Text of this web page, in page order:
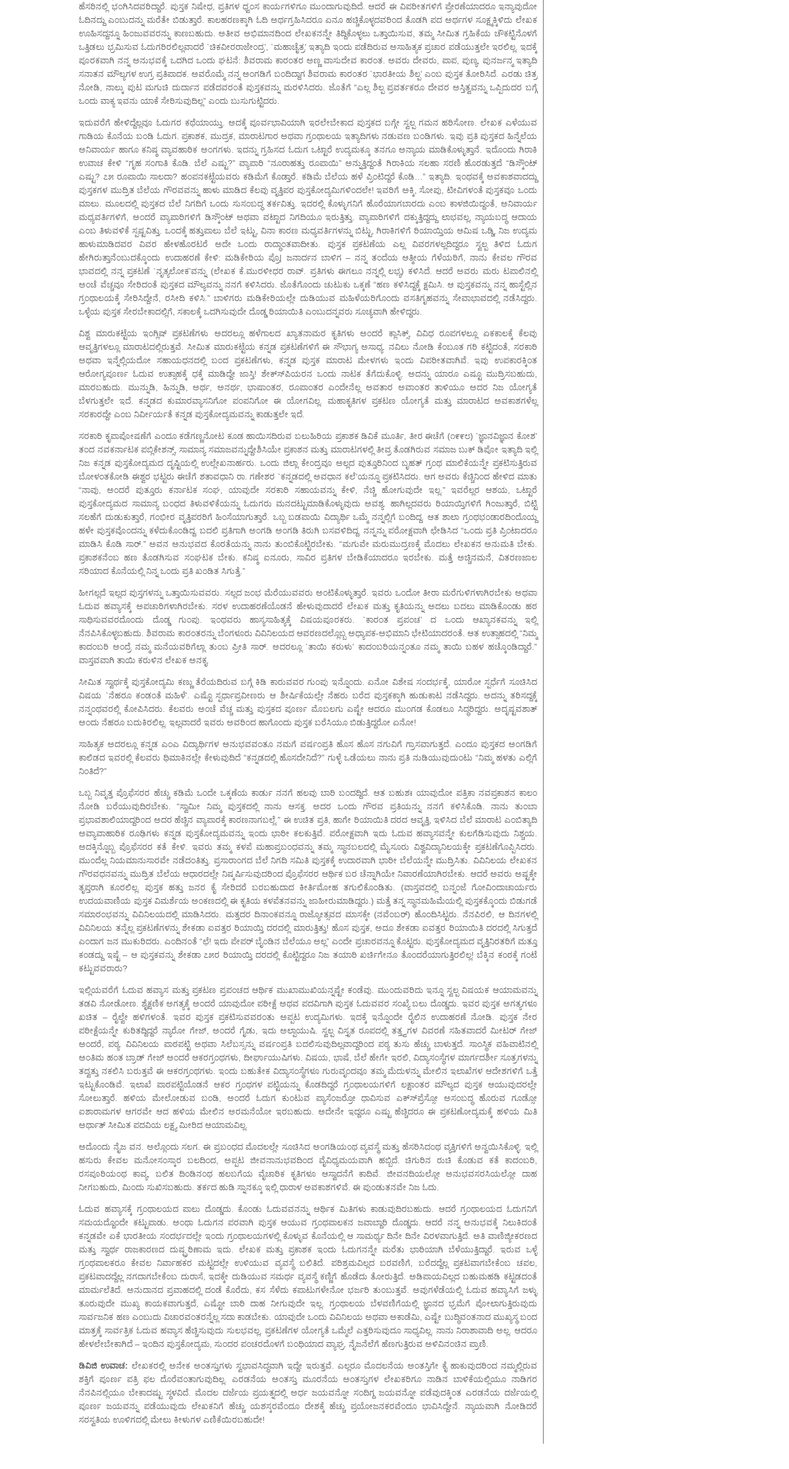
ಹೆಸರಿನಲ್ಲಿ ಭಂಗಿಸಿದವರಿದ್ದಾರೆ. ಪುಸ್ತಕ ನಿಷೇಧ, ಪ್ರತಿಗಳ ಧ್ವಂಸ ಕಾರ್ಯಗಳಿಗೂ ಮುಂದಾಗುವುದಿದೆ. ಆದರೆ ಈ ವಿಪರೀತಗಳಿಗೆ ಪ್ರೇರಣೆಯಾದರೂ ಇನ್ಯಾವುದೋ
ಓದಿನದ್ದು ಎಂಬುದನ್ನು ಮರೆತೇ ಬಿಡುತ್ತಾರೆ. ಕಾಲಹರಣಕ್ಕಾಗಿ ಓದಿ ಅರ್ಥಗ್ರಹಿಸಿದರೂ ಏನೂ ಹಚ್ಚಿಕೊಳ್ಳದವರಿಂದ ತೊಡಗಿ ಪದ ಅರ್ಥಗಳ ಸೂಕ್ಷ್ಮಕ್ಕಿಳಿದು ಲೇಖಕ
ಊಹಿಸದ್ದನ್ನೂ ಹಿಂಜುವವರನ್ನು ಕಾಣಬಹುದು. ಅತೀವ ಅಭಿಮಾನದಿಂದ ಲೇಖಕನನ್ನೇ ತಿದ್ದಿಕೊಳ್ಳಲು ಒತ್ತಾಯಿಸುವ, ತಮ್ಮ ಸೀಮಿತ ಗ್ರಹಿಕೆಯ ಚೌಕಟ್ಟಿನೊಳಗೆ
ಒತ್ತಿಡಲು ಭ್ರಮಿಸುವ ಓದುಗರಿರಲಿಲ್ಲವಾದರೆ `ಚಿಕವೀರರಾಜೇಂದ್ರ’, `ಮಹಾಚೈತ್ರ’ ಇತ್ಯಾದಿ ಇಂದು ಪಡೆದಿರುವ ಅಸಾಹಿತ್ಯಕ ಪ್ರಚಾರ ಪಡೆಯುತ್ತಲೇ ಇರಲಿಲ್ಲ. ಇದಕ್ಕೆ
ಪೂರಕವಾಗಿ ನನ್ನ ಅನುಭವಕ್ಕೆ ಒದಗಿದ ಒಂದು ಘಟನೆ: ಶಿವರಾಮ ಕಾರಂತರ ಅಣ್ಣ ವಾಸುದೇವ ಕಾರಂತ. ಅವರು ದೇವರು, ಪಾಪ, ಪುಣ್ಯ, ಪುನರ್ಜನ್ಮ ಇತ್ಯಾದಿ
ಸನಾತನ ಮೌಲ್ಯಗಳ ಉಗ್ರ ಪ್ರತಿಪಾದಕ. ಅವರೊಮ್ಮೆ ನನ್ನ ಅಂಗಡಿಗೆ ಬಂದಿದ್ದಾಗ ಶಿವರಾಮ ಕಾರಂತರ `ಭಾರತೀಯ ಶಿಲ್ಪ’ ಎಂಬ ಪುಸ್ತಕ ತೋರಿಸಿದೆ. ಎರಡು ಚಿತ್ರ
ನೋಡಿ, ನಾಲ್ಕು ಪುಟ ಮಗುಚಿ ದುರ್ದಾನ ಪಡೆದವರಂತೆ ಪುಸ್ತಕವನ್ನು ಮರಳಿಸಿದರು. ಜೊತೆಗೆ “ಎಲ್ಲ ಶಿಲ್ಪ ಪ್ರವರ್ತಕರೂ ದೇವರ ಅಸ್ತಿತ್ವವನ್ನು ಒಪ್ಪಿದುದರ ಬಗ್ಗೆ
ಒಂದು ವಾಕ್ಯ ಇವನು ಯಾಕೆ ಸೇರಿಸುವುದಿಲ್ಲ” ಎಂದು ಬುಸುಗುಟ್ಟಿದರು.
ಇದುವರೆಗೆ ಹೇಳಿದ್ದೆಲ್ಲವೂ ಓದುಗರ ಕಥೆಯಾಯ್ತು. ಅದಕ್ಕೆ ಪೂರ್ವಭಾವಿಯಾಗಿ ಇರಲೇಬೇಕಾದ ಪುಸ್ತಕದ ಬಗ್ಗೇ ಸ್ವಲ್ಪ ಗಮನ ಹರಿಸೋಣ. ಲೇಖಕ ಎಳೆಯುವ
ಗಾಡಿಯ ಕೊನೆಯ ಬಂಡಿ ಓದುಗ. ಪ್ರಕಾಶಕ, ಮುದ್ರಕ, ಮಾರಾಟಗಾರ ಅಥವಾ ಗ್ರಂಥಾಲಯ ಇತ್ಯಾದಿಗಳು ನಡುವಣ ಬಂಡಿಗಳು. ಇವು ಪ್ರತಿ ಪುಸ್ತಕದ ಹಿನ್ನೆಲೆಯ
ಅನಿವಾರ್ಯ ಹಾಗೂ ಕನಿಷ್ಠ ವ್ಯಾವಹಾರಿಕ ಅಂಗಗಳು. ಇದನ್ನು ಗ್ರಹಿಸದ ಓದುಗ ಒಟ್ಟಾರೆ ಉದ್ಯಮಕ್ಕೂ ತನಗೂ ಅನ್ಯಾಯ ಮಾಡಿಕೊಳ್ಳುತ್ತಾನೆ. ಇದೊಂದು ಗಿರಾಕಿ
ಉವಾಚ ಕೇಳಿ “ಗೃಹ ಸಂಗಾತಿ ಕೊಡಿ. ಬೆಲೆ ಎಷ್ಟು?” ವ್ಯಾಪಾರಿ “ನೂರಾಹತ್ತು ರೂಪಾಯಿ” ಅನ್ನುತ್ತಿದ್ದಂತೆ ಗಿರಾಕಿಯ ಸಲಹಾ ಸರಣಿ ಹೊರಡುತ್ತದೆ “ಡಿಸ್ಕೌಂಟ್
ಎಷ್ಟು? ೭೫ ರೂಪಾಯಿ ಸಾಲದಾ? ಹಂಪನಕಟ್ಟೆಯವರು ಕಡಿಮೆಗೆ ಕೊಡ್ತಾರೆ. ಕಡಿಮೆ ಬೆಲೆಯ ಹಳೆ ಪ್ರಿಂಟಿದ್ದರೆ ಕೊಡಿ…” ಇತ್ಯಾದಿ. ಇಂಥವಕ್ಕೆ ಅವಕಾಶವಾದದ್ದು
ಪುಸ್ತಕಗಳ ಮುದ್ರಿತ ಬೆಲೆಯ ಗೌರವವನ್ನು ಹಾಳು ಮಾಡಿದ ಕೆಲವು ವೃತ್ತಿಪರ ಪುಸ್ತಕೋದ್ಯಮಿಗಳಿಂದಲೇ! ಇವರಿಗೆ ಅಕ್ಕಿ, ಸೋಪು, ಟೀವಿಗಳಂತೆ ಪುಸ್ತಕವೂ ಒಂದು
ಮಾಲು. ಮೂಲದಲ್ಲಿ ಪುಸ್ತಕದ ಬೆಲೆ ನಿಗದಿಗೆ ಒಂದು ಸುಸಂಬದ್ಧ ತರ್ಕವಿತ್ತು. ಇದರಲ್ಲಿ ಕೊಳ್ಳುಗನಿಗೆ ಹೊರೆಯಾಗಬಾರದು ಎಂಬ ಕಾಳಜಿಯಿದ್ದಂತೆ, ಅನಿವಾರ್ಯ
ಮಧ್ಯವರ್ತಿಗಳಿಗೆ, ಅಂದರೆ ವ್ಯಾಪಾರಿಗಳಿಗೆ ಡಿಸ್ಕೌಂಟ್ ಅಥವಾ ವಟ್ಟಾದ ನಿಗದಿಯೂ ಇರುತ್ತಿತ್ತು. ವ್ಯಾಪಾರಿಗಳಿಗೆ ದಕ್ಕುತ್ತಿದ್ದದ್ದು ಲಾಭವಲ್ಲ, ನ್ಯಾಯಬದ್ಧ ಆದಾಯ
ಎಂಬ ತಿಳುವಳಿಕೆ ಸ್ಪಷ್ಟವಿತ್ತು. ಒಂದಕ್ಕೆ ಹತ್ತುಪಾಲು ಬೆಲೆ ಇಟ್ಟು, ವಿನಾ ಕಾರಣ ಮಧ್ಯವರ್ತಿಗಳನ್ನು ಬಿಟ್ಟು, ಗಿರಾಕಿಗಳಿಗೆ ರಿಯಾಯ್ತಿಯ ಆಮಿಷ ಒಡ್ಡಿ, ನಿಜ ಉದ್ಯಮ
ಹಾಳುಮಾಡಿದವರ ವಿವರ ಹೇಳಹೊರಟರೆ ಅದೇ ಒಂದು ರಾದ್ಧಾಂತವಾದೀತು. ಪುಸ್ತಕ ಪ್ರಕಟಣೆಯ ಎಲ್ಲ ವಿವರಗಳಲ್ಲದಿದ್ದರೂ ಸ್ವಲ್ಪ ತಿಳಿದ ಓದುಗ
ಹೇಗಿರುತ್ತಾನೆಂಬುದಕ್ಕೊಂದು ಉದಾಹರಣೆ ಕೇಳಿ: ಮಡಿಕೇರಿಯ ಪ್ರೊ| ಜನಾರ್ದನ ಬಾಳಿಗ – ನನ್ನ ತಂದೆಯ ಆತ್ಮೀಯ ಗೆಳೆಯರಿಗೆ, ನಾನು ಕೇವಲ ಗೌರವ
ಭಾವದಲ್ಲಿ ನನ್ನ ಪ್ರಕಟಣೆ `ನೃತ್ಯಲೋಕ’ವನ್ನು (ಲೇಖಕ ಕೆ.ಮುರಳೀಧರ ರಾವ್. ಪ್ರತಿಗಳು ಈಗಲೂ ನನ್ನಲ್ಲಿ ಲಭ್ಯ) ಕಳಿಸಿದೆ. ಆದರೆ ಅವರು ಮರು ಟಪಾಲಿನಲ್ಲಿ
ಅಂಚೆ ವೆಚ್ಚವೂ ಸೇರಿದಂತೆ ಪುಸ್ತಕದ ಮೌಲ್ಯವನ್ನು ನನಗೆ ಕಳಿಸಿದರು. ಜೊತೆಗೊಂದು ಚುಟುಕು ಒಕ್ಕಣೆ “ಹಣ ಕಳಿಸಿದ್ದಕ್ಕೆ ಕ್ಷಮಿಸಿ. ಆ ಪುಸ್ತಕವನ್ನು ನನ್ನ ಹಾಸ್ಟೆಲ್ಲಿನ
ಗ್ರಂಥಾಲಯಕ್ಕೆ ಸೇರಿಸಿದ್ದೇನೆ, ರಸೀದಿ ಕಳಿಸಿ.” ಬಾಳಿಗರು ಮಡಿಕೇರಿಯಲ್ಲೇ ದುಡಿಯುವ ಮಹಿಳೆಯರಿಗೊಂದು ವಸತಿಗೃಹವನ್ನು ಸೇವಾಭಾವದಲ್ಲಿ ನಡೆಸಿದ್ದರು.
ಒಳ್ಳೆಯ ಪುಸ್ತಕ ಸೇರಬೇಕಾದಲ್ಲಿಗೆ, ಸಕಾಲಕ್ಕೆ ಒದಗಿಸುವುದೇ ದೊಡ್ಡ ರಿಯಾಯಿತಿ ಎಂಬುದನ್ನವರು ಸೂಚ್ಯವಾಗಿ ಹೇಳಿದ್ದರು.
ವಿಶ್ವ ಮಾರುಕಟ್ಟೆಯ ಇಂಗ್ಲಿಷ್ ಪ್ರಕಟಣೆಗಳು ಅದರಲ್ಲೂ ಹಳೆಗಾಲದ ಖ್ಯಾತನಾಮರ ಕೃತಿಗಳು ಅಂದರೆ ಕ್ಲಾಸಿಕ್ಸ್, ವಿವಿಧ ರೂಪಗಳಲ್ಲೂ ಏಕಕಾಲಕ್ಕೆ ಕೆಲವು
ಆವೃತ್ತಿಗಳಲ್ಲೂ ಮಾರಾಟದಲ್ಲಿರುತ್ತವೆ. ಸೀಮಿತ ಮಾರುಕಟ್ಟೆಯ ಕನ್ನಡ ಪ್ರಕಟಣೆಗಳಿಗೆ ಈ ಸೌಭಾಗ್ಯ ಅಸಾಧ್ಯ. ನವಿಲು ನೋಡಿ ಕೆಂಬೂತ ಗರಿ ಕಟ್ಟಿದಂತೆ, ಸರಕಾರಿ
ಅಥವಾ ಇನ್ನೆಲ್ಲಿಯದೋ ಸಹಾಯಧನದಲ್ಲಿ ಬಂದ ಪ್ರಕಟಣೆಗಳು, ಕನ್ನಡ ಪುಸ್ತಕ ಮಾರಾಟ ಮೇಳಗಳು ಇಂದು ವಿಪರೀತವಾಗಿವೆ. ಇವು ಉಪಕಾರಕ್ಕಿಂತ
ಆರೋಗ್ಯಪೂರ್ಣ ಓದುವ ಉತ್ಸಾಹಕ್ಕೆ ಧಕ್ಕೆ ಮಾಡಿದ್ದೇ ಜಾಸ್ತಿ! ಶೇಕ್ಸ್‍ಪಿಯರನ ಒಂದು ನಾಟಕ ತೆಗೆದುಕೊಳ್ಳಿ. ಅದನ್ನು ಯಾರೂ ಎಷ್ಟೂ ಮುದ್ರಿಸಬಹುದು,
ಮಾರಬಹುದು. ಮುನ್ನುಡಿ, ಹಿನ್ನುಡಿ, ಅರ್ಥ, ಅನರ್ಥ, ಭಾಷಾಂತರ, ರೂಪಾಂತರ ಎಂದೇನೆಲ್ಲ ಅವತಾರ ಅವಾಂತರ ತಾಳಿಯೂ ಅದರ ನಿಜ ಯೋಗ್ಯತೆ
ಬೆಳಗುತ್ತಲೇ ಇದೆ. ಕನ್ನಡದ ಕುಮಾರವ್ಯಾಸನಿಗೋ ಪಂಪನಿಗೋ ಈ ಯೋಗವಿಲ್ಲ. ಮಹಾಕೃತಿಗಳ ಪ್ರಕಟಣ ಯೋಗ್ಯತೆ ಮತ್ತು ಮಾರಾಟದ ಅವಕಾಶಗಳೆಲ್ಲ
ಸರಕಾರದ್ದೇ ಎಂಬ ನಿರ್ವೀರ್ಯತೆ ಕನ್ನಡ ಪುಸ್ತಕೋದ್ಯಮವನ್ನು ಕಾಡುತ್ತಲೇ ಇದೆ.
ಸರಕಾರಿ ಕೃಪಾಪೋಷಣೆಗೆ ಎಂದೂ ಕಡೆಗಣ್ಣನೋಟ ಕೂಡ ಹಾಯಿಸದಿರುವ ಬಲುಹಿರಿಯ ಪ್ರಕಾಶಕ ಡಿವಿಕೆ ಮೂರ್ತಿ, ತೀರ ಈಚೆಗೆ (೧೯೯೮) `ಜ್ಞಾನವಿಜ್ಞಾನ ಕೋಶ’
ತಂದ ನವಕರ್ನಾಟಕ ಪಬ್ಲಿಕೇಶನ್ಸ್, ಸಾಮಾನ್ಯ ಸಮಾಜವನ್ನುದ್ದೇಶಿಸಿಯೇ ಪ್ರಕಾಶನ ಮತ್ತು ಮಾರಾಟಗಳಲ್ಲಿ ತೀವ್ರ ತೊಡಗಿರುವ ಸಮಾಜ ಬುಕ್ ಡಿಪೋ ಇತ್ಯಾದಿ ಇಲ್ಲಿ
ನಿಜ ಕನ್ನಡ ಪುಸ್ತಕೋದ್ಯಮದ ದೃಷ್ಟಿಯಲ್ಲಿ ಉಲ್ಲೇಖನಾರ್ಹರು. ಒಂದು ಜಿಲ್ಲಾ ಕೇಂದ್ರವೂ ಅಲ್ಲದ ಪುತ್ತೂರಿನಿಂದ ಬೃಹತ್ ಗ್ರಂಥ ಮಾಲಿಕೆಯನ್ನೇ ಪ್ರಕಟಿಸುತ್ತಿರುವ
ಬೋಳಂತಕೋಡಿ ಈಶ್ವರ ಭಟ್ಟರು ಈಚೆಗೆ ಶತಾವಧಾನಿ ರಾ. ಗಣೇಶರ `ಕನ್ನಡದಲ್ಲಿ ಅವಧಾನ ಕಲೆ’ಯನ್ನೂ ಪ್ರಕಟಿಸಿದರು. ಆಗ ಅವರು ಕೆಚ್ಚಿನಿಂದ ಹೇಳಿದ ಮಾತು
“ನಾವು, ಅಂದರೆ ಪುತ್ತೂರು ಕರ್ನಾಟಕ ಸಂಘ, ಯಾವುದೇ ಸರಕಾರಿ ಸಹಾಯವನ್ನು ಕೇಳಿ, ನೆಚ್ಚಿ ಹೋಗುವುದೇ ಇಲ್ಲ.” ಇವರೆಲ್ಲರ ಆಶಯ, ಒಟ್ಟಾರೆ
ಪುಸ್ತಕೋದ್ಯಮದ ಸಾಮಾನ್ಯ ಬಂಧದ ತಿಳುವಳಿಕೆಯನ್ನು ಓದುಗರು ಮನದಟ್ಟುಮಾಡಿಕೊಳ್ಳುವುದು ಅವಶ್ಯ. ಹಾಗಿಲ್ಲದವರು ರಿಯಾಯ್ತಿಗಳಿಗೆ ಗಿಂಜುತ್ತಾರೆ, ಬಿಟ್ಟಿ
ಸಲಹೆಗೆ ದುಡುಕುತ್ತಾರೆ, ಗಂಭೀರ ವೃತ್ತಿಪರರಿಗೆ ಹಿಂಸೆಯಾಗುತ್ತಾರೆ. ಒಬ್ಬ ಬಡಪಾಯಿ ವಿದ್ಯಾರ್ಥಿ ಒಮ್ಮೆ ನನ್ನಲ್ಲಿಗೆ ಬಂದಿದ್ದ. ಆತ ಶಾಲಾ ಗ್ರಂಥಭಂಡಾರದಿಂದೊಯ್ದ
ಹಳೇ ಪುಸ್ತಕವೊಂದನ್ನು ಕಳೆದುಕೊಂಡಿದ್ದ. ಬದಲಿ ಪ್ರತಿಗಾಗಿ ಅಂಗಡಿ ಅಂಗಡಿ ತಿರುಗಿ ಬಸವಳಿದಿದ್ದ. ನನ್ನನ್ನು ಪರೋಕ್ಷವಾಗಿ ಛೇಡಿಸಿದ “ಒಂದು ಪ್ರತಿ ಪ್ರಿಂಟಾದರೂ
ಮಾಡಿಸಿ ಕೊಡಿ ಸಾರ್.” ಅವನ ಅನುಭವದ ಕೊರತೆಯನ್ನು ನಾನು ತುಂಬಿಕೊಟ್ಟಿರಬೇಕು. “ಮಗುವೇ ಮರುಮುದ್ರಣಕ್ಕೆ ಮೊದಲು ಲೇಖಕನ ಅನುಮತಿ ಬೇಕು.
ಪ್ರಕಾಶಕನೆಂಬ ಹಣ ತೊಡಗಿಸುವ ಸಂಘಟಕ ಬೇಕು. ಕನಿಷ್ಠ ಐನೂರು, ಸಾವಿರ ಪ್ರತಿಗಳ ಬೇಡಿಕೆಯಾದರೂ ಇರಬೇಕು. ಮತ್ತೆ ಅಚ್ಚಿನಮನೆ, ವಿತರಣಜಾಲ
ಸರಿಯಾದ ಕೊನೆಯಲ್ಲಿ ನಿನ್ನ ಒಂದು ಪ್ರತಿ ಖಂಡಿತ ಸಿಗುತ್ತೆ.”
ಹೀಗಲ್ಲದೆ ಇಲ್ಲದ ಪುಸ್ತಗಳನ್ನು ಒತ್ತಾಯಿಸುವವರು. ಸಲ್ಲದ ಜಂಭ ಮೆರೆಯುವವರು ಅಂಟಿಕೊಳ್ಳುತ್ತಾರೆ. ಇವರು ಒಂದೋ ತೀರಾ ಮರೆಗುಳಿಗಳಾಗಿರಬೇಕು ಅಥವಾ
ಓದುವ ಹವ್ಯಾಸಕ್ಕೆ ಅಪಚಾರಿಗಳಾಗಿರಬೇಕು. ಸರಳ ಉದಾಹರಣೆಯೊಡನೆ ಹೇಳುವುದಾದರೆ ಲೇಖಕ ಮತ್ತು ಕೃತಿಯನ್ನು ಅದಲು ಬದಲು ಮಾಡಿಕೊಂಡು ಹಠ
ಸಾಧಿಸುವವರದೊಂದು ದೊಡ್ಡ ಗುಂಪು. ಇಂಥವರು ಹಾಸ್ಯಸಾಹಿತ್ಯಕ್ಕೆ ವಿಷಯಪೂರಕರು. `ಕಾರಂತ ಪ್ರಪಂಚ’ ದ ಒಂದು ಆಖ್ಯಾನಕವನ್ನು ಇಲ್ಲಿ
ನೆನಪಿಸಿಕೊಳ್ಳಬಹುದು. ಶಿವರಾಮ ಕಾರಂತರನ್ನು ಬೆಂಗಳೂರು ವಿವಿನಿಲಯದ ಆವರಣದಲ್ಲೊಬ್ಬ ಅಧ್ಯಾಪಕ-ಅಭಿಮಾನಿ ಭೇಟಿಯಾದರಂತೆ. ಆತ ಉತ್ಸಾಹದಲ್ಲಿ “ನಿಮ್ಮ
ಕಾದಂಬರಿ ಅಂದ್ರೆ ನಮ್ಮ ಮನೆಯವರಿಗೆಲ್ಲಾ ತುಂಬ ಪ್ರೀತಿ ಸಾರ್. ಅದರಲ್ಲೂ `ತಾಯಿ ಕರುಳು’ ಕಾದಂಬರಿಯನ್ನಂತೂ ನಮ್ಮ ತಾಯಿ ಬಹಳ ಹಚ್ಕೊಂಡಿದ್ದಾರೆ.”
ವಾಸ್ತವವಾಗಿ ತಾಯಿ ಕರುಳಿನ ಲೇಖಕ ಅನಕೃ.
ಸೀಮಿತ ಸ್ವಾರ್ಥಕ್ಕೆ ಪುಸ್ತಕೋದ್ಯಮಿ ಕಣ್ಣು ತೆರೆಯದಿರುವ ಬಗ್ಗೆ ಕಿಡಿ ಕಾರುವವರ ಗುಂಪು ಇನ್ನೊಂದು. ಏನೋ ವಿಶೇಷ ಸಂದರ್ಭಕ್ಕೆ, ಯಾರೋ ಸ್ಪರ್ಧೆಗೆ ಸೂಚಿಸಿದ
ವಿಷಯ `ನೆಹರೂ ಕಂಡಂತೆ ಮಹಿಳೆ’. ಎಷ್ಟೊ ಸ್ಪರ್ಧಾಪ್ರವೀಣರು ಆ ಶೀರ್ಷಿಕೆಯಲ್ಲೇ ನೆಹರು ಬರೆದ ಪುಸ್ತಕಕ್ಕಾಗಿ ಹುಡುಕಾಟ ನಡೆಸಿದ್ದರು. ಅದನ್ನು ತರಿಸದ್ದಕ್ಕೆ
ನನ್ನಂಥವರಲ್ಲಿ ಕೋಪಿಸಿದರು. ಕೆಲವರು ಅಂಚೆ ವೆಚ್ಚ ಮತ್ತು ಪುಸ್ತಕದ ಪೂರ್ಣ ಮೊಬಲಗು ಎಷ್ಟೇ ಆದರೂ ಮುಂಗಡ ಕೊಡಲೂ ಸಿದ್ಧರಿದ್ದರು. ಅದೃಷ್ಟವಶಾತ್
ಅಂದು ನೆಹರೂ ಬದುಕಿರಲಿಲ್ಲ. ಇಲ್ಲವಾದರೆ ಇವರು ಅವರಿಂದ ಹಾಗೊಂದು ಪುಸ್ತಕ ಬರೆಸಿಯೂ ಬಿಡುತ್ತಿದ್ದರೋ ಏನೋ!
ಸಾಹಿತ್ಯಕ ಅದರಲ್ಲೂ ಕನ್ನಡ ಎಂಎ ವಿದ್ಯಾರ್ಥಿಗಳ ಅನುಭವವಂತೂ ನಮಗೆ ವರ್ಷಂಪ್ರತಿ ಹೊಸ ಹೊಸ ನಗುವಿಗೆ ಗ್ರಾಸವಾಗುತ್ತದೆ. ಎಂದೂ ಪುಸ್ತಕದ ಅಂಗಡಿಗೆ
ಕಾಲಿಡದ ಇವರಲ್ಲಿ ಕೆಲವರು ಧಿಮಾಕಿನಲ್ಲೇ ಕೇಳುವುದಿದೆ “ಕನ್ನಡದಲ್ಲಿ ಹೊಸದೇನಿದೆ?” ಗುಳ್ಳೆ ಒಡೆಯಲು ನಾನು ಪ್ರತಿ ನುಡಿಯುವುದುಂಟು “ನಿಮ್ಮ ಹಳತು ಎಲ್ಲಿಗೆ
ನಿಂತಿದೆ?”
ಒಬ್ಬ ನಿವೃತ್ತ ಪ್ರೊಫೆಸರರ ಹೆಚ್ಚು ಕಡಿಮೆ ಒಂದೇ ಒಕ್ಕಣೆಯ ಕಾರ್ಡು ನನಗೆ ಹಲವು ಬಾರಿ ಬಂದದ್ದಿದೆ. ಆತ ಬಹುಶಃ ಯಾವುದೋ ಪತ್ರಿಕಾ ನವಪ್ರಕಾಶನ ಕಾಲಂ
ನೋಡಿ ಬರೆಯುವುದಿರಬೇಕು. “ಸ್ವಾಮೀ ನಿಮ್ಮ ಪುಸ್ತಕದಲ್ಲಿ ನಾನು ಆಸಕ್ತ. ಅದರ ಒಂದು ಗೌರವ ಪ್ರತಿಯನ್ನು ನನಗೆ ಕಳಿಸಿಕೊಡಿ. ನಾನು ತುಂಬಾ
ಪ್ರಭಾವಶಾಲಿಯಾದ್ದರಿಂದ ಅದರ ಹೆಚ್ಚಿನ ವ್ಯಾಪಾರಕ್ಕೆ ಕಾರಣನಾಗಬಲ್ಲೆ.” ಈ ಉಚಿತ ಪ್ರತಿ, ಹಾಗೇ ರಿಯಾಯಿತಿ ದರದ ಆವೃತ್ತಿ, ಇಳಿಸಿದ ಬೆಲೆ ಮಾರಾಟ ಎಂಬಿತ್ಯಾದಿ
ಅವ್ಯಾವಾಹಾರಿಕ ರೂಢಿಗಳು ಕನ್ನಡ ಪುಸ್ತಕೋದ್ಯಮವನ್ನು ಇಂದು ಭಾರೀ ಕಲಕುತ್ತಿವೆ. ಪರೋಕ್ಷವಾಗಿ ಇದು ಓದುವ ಹವ್ಯಾಸವನ್ನೇ ಕುಲಗೆಡಿಸುವುದು ನಿಶ್ಚಯ.
ಅದಕ್ಕಿನ್ನೊಬ್ಬ ಪ್ರೊಫೆಸರರ ಕತೆ ಕೇಳಿ. ಇವರು ತಮ್ಮ ಕಳಪೆ ಮಹಾಪ್ರಬಂಧವನ್ನು ತಮ್ಮ ಸ್ಥಾನಬಲದಲ್ಲಿ ಮೈಸೂರು ವಿಶ್ವವಿದ್ಯಾನಿಲಯಕ್ಕೇ ಪ್ರಕಟಣೆಗೊಪ್ಪಿಸಿದರು.
ಮುಂದೆಲ್ಲ ನಿಯಮಾನುಸಾರವೇ ನಡೆದಂತಿತ್ತು. ಪ್ರಸಾರಾಂಗದ ಬೆಲೆ ನಿಗದಿ ಸಮಿತಿ ಪುಸ್ತಕಕ್ಕೆ ಉದಾರವಾಗಿ ಭಾರೀ ಬೆಲೆಯನ್ನೇ ಮುದ್ರಿಸಿತು. ವಿವಿನಿಲಯ ಲೇಖಕನ
ಗೌರವಧನವನ್ನು ಮುದ್ರಿತ ಬೆಲೆಯ ಆಧಾರದಲ್ಲೇ ನಿಷ್ಕರ್ಷಿಸುವುದರಿಂದ ಪ್ರೊಫೆಸರರ ಆರ್ಥಿಕ ಬರ ಚೆನ್ನಾಗಿಯೇ ನಿವಾರಣೆಯಾಗಿರಬೇಕು. ಆದರೆ ಅವರು ಅಷ್ಟಕ್ಕೇ
ತೃಪ್ತರಾಗಿ ಕೂರಲಿಲ್ಲ. ಪುಸ್ತಕ ಹತ್ತು ಜನರ ಕೈ ಸೇರಿದರೆ ಬರಬಹುದಾದ ಕೀರ್ತಿಮೋಹ ತಗುಲಿಕೊಂಡಿತು. (ವಾಸ್ತವದಲ್ಲಿ ಬನ್ನಂಜೆ ಗೋವಿಂದಾಚಾರ್ಯರು
ಉದಯವಾಣಿಯ ಪುಸ್ತಕ ವಿಮರ್ಶೆಯ ಅಂಕಣದಲ್ಲಿ ಈ ಕೃತಿಯ ಕಳಪೆತನವನ್ನು ಜಾಹೀರುಮಾಡಿದ್ದರು.) ಮತ್ತೆ ತನ್ನ ಸ್ಥಾನಮಹಿಮೆಯಲ್ಲಿ ಪುಸ್ತಕಕ್ಕೊಂದು ಬಿಡುಗಡೆ
ಸಮಾರಂಭವನ್ನು ವಿವಿನಿಲಯದಲ್ಲಿ ಮಾಡಿಸಿದರು. ಮತ್ತದರ ದಿನಾಂಕವನ್ನೂ ರಾಜ್ಯೋತ್ಸವದ ಮಾಸಕ್ಕೇ (ನವೆಂಬರ್) ಹೊಂದಿಸಿಟ್ಟರು. ನೆನಪಿರಲಿ, ಆ ದಿನಗಳಲ್ಲಿ
ವಿವಿನಿಲಯ ತನ್ನೆಲ್ಲ ಪ್ರಕಟಣೆಗಳನ್ನು ಶೇಕಡಾ ಐವತ್ತರ ರಿಯಾಯ್ತಿ ದರದಲ್ಲಿ ಮಾರುತ್ತಿತ್ತು! ಹೊಸ ಪುಸ್ತಕ, ಅದೂ ಶೇಕಡಾ ಐವತ್ತರ ರಿಯಾಯಿತಿ ದರದಲ್ಲಿ ಸಿಗುತ್ತದೆ
ಎಂದಾಗ ಜನ ಮುಕುರಿದರು. ಎಂದಿನಂತೆ “ಛೆ! ಇದು ಪೇಪರ್ ಬೈಂಡಿನ ಬೆಲೆಯೂ ಅಲ್ಲ” ಎಂದೇ ಪ್ರಚಾರವನ್ನೂ ಕೊಟ್ಟರು. ಪುಸ್ತಕೋದ್ಯಮದ ವೃತ್ತಿನಿರತರಿಗೆ ಮತ್ತೂ
ಕಂಡದ್ದು ಇಷ್ಟೆ – ಆ ಪುಸ್ತಕವನ್ನು ಶೇಕಡಾ ೭೫ರ ರಿಯಾಯ್ತಿ ದರದಲ್ಲಿ ಕೊಟ್ಟಿದ್ದರೂ ನಿಜ ತಯಾರಿ ಖರ್ಚಿಗೇನೂ ತೊಂದರೆಯಾಗುತ್ತಿರಲಿಲ್ಲ! ಬೆಕ್ಕಿನ ಕಂಠಕ್ಕೆ ಗಂಟೆ
ಕಟ್ಟುವವರಾರು?
ಇಲ್ಲಿಯವರೆಗೆ ಓದುವ ಹವ್ಯಾಸ ಮತ್ತು ಪ್ರಕಟಣ ಪ್ರಪಂಚದ ಆರ್ಥಿಕ ಮುಖಾಮುಖಿಯನ್ನಷ್ಟೇ ಕಂಡೆವು. ಮುಂದುವರಿದು ಇನ್ನೂ ಸ್ವಲ್ಪ ವಿಷಯಕ ಆಯಾಮವನ್ನು
ತಡವಿ ನೋಡೋಣ. ಶೈಕ್ಷಣಿಕ ಅಗತ್ಯಕ್ಕೆ ಅಂದರೆ ಯಾವುದೋ ಪರೀಕ್ಷೆ ಅಥವ ಪದವಿಗಾಗಿ ಪುಸ್ತಕ ಓದುವವರ ಸಂಖ್ಯೆ ಬಲು ದೊಡ್ಡದು. ಇವರ ಪುಸ್ತಕ ಅಗತ್ಯಗಳೂ
ಖಚಿತ – ರೈಲ್ವೇ ಹಳಿಗಳಂತೆ. ಇವರ ಪುಸ್ತಕ ಪ್ರಕಟಿಸುವವರಂತು ಅಪ್ಪಟ ಉದ್ಯಮಿಗಳು. ಇದಕ್ಕೆ ಇನ್ನೊಂದೇ ರೈಲಿನ ಉದಾಹರಣೆ ನೋಡಿ. ಪುಸ್ತಕ ನೇರ
ಪರೀಕ್ಷೆಯನ್ನೇ ಕುರಿತದ್ದಿದ್ದರೆ ನ್ಯಾರೋ ಗೇಜ್, ಅಂದರೆ ಗೈಡು, ಇದು ಅಲ್ಪಾಯುಷಿ. ಸ್ವಲ್ಪ ವಿಸ್ತೃತ ರೂಪದಲ್ಲಿ ತತ್ತ್ವಗಳ ವಿವರಣೆ ಸಹಿತವಾದರೆ ಮೀಟರ್ ಗೇಜ್
ಅಂದರೆ, ಪಠ್ಯ. ವಿವಿನಿಲಯ ಪಾಠಪಟ್ಟಿ ಅಥವಾ ಸಿಲೆಬಸ್ಸನ್ನು ವರ್ಷಂಪ್ರತಿ ಬದಲಿಸುವುದಿಲ್ಲವಾದ್ದರಿಂದ ಪಠ್ಯ ತುಸು ಹೆಚ್ಚು ಬಾಳುತ್ತದೆ. ಸಾಂಸ್ಥಿಕ ವಹಿವಾಟಿನಲ್ಲಿ
ಅಂತಿಮ ಹಂತ ಬ್ರಾಡ್ ಗೇಜ್ ಅಂದರೆ ಆಕರಗ್ರಂಥಗಳು, ದೀರ್ಘಾಯುಷಿಗಳು. ವಿಷಯ, ಭಾಷೆ, ಬೆಲೆ ಹೇಗೇ ಇರಲಿ, ವಿದ್ಯಾಸಂಸ್ಥೆಗಳ ಮಾರ್ಗದರ್ಶೀ ಸೂತ್ರಗಳನ್ನು
ತದ್ವತ್ತು ನಕಲಿಸಿ ಬರುತ್ತವೆ ಈ ಆಕರಗ್ರಂಥಗಳು. ಇಂದು ಬಹುತೇಕ ವಿದ್ಯಾಸಂಸ್ಥೆಗಳೂ ಗುರುವೃಂದವೂ ತಮ್ಮ ಮೆದುಳನ್ನು ಮೇಲಿನ ಇಲಾಖೆಗಳ ಆದೇಶಗಳಿಗೆ ಒತ್ತೆ
ಇಟ್ಟುಕೊಂಡಿವೆ. ಇಲಾಖೆ ಪಾಠಪಟ್ಟಿಯೊಡನೆ ಆಕರ ಗ್ರಂಥಗಳ ಪಟ್ಟಿಯನ್ನು ಕೊಡದಿದ್ದರೆ ಗ್ರಂಥಾಲಯಗಳಿಗೆ ಲಕ್ಷಾಂತರ ಮೌಲ್ಯದ ಪುಸ್ತಕ ಆಯುವುದರಲ್ಲೇ
ಸೋಲುತ್ತಾರೆ. ಹಳಿಯ ಮೇಲೋಡುವ ಬಂಡಿ, ಅಂದರೆ ಓದುಗ ಕುಂಟುವ ಪ್ಯಾಸೆಂಜರ್ರೋ ಧಾವಿಸುವ ಎಕ್ಸ್‍ಪ್ರೆಸ್ಸೋ ಅಸಂಬದ್ಧ ಹೊರುವ ಗೂಡ್ಸೋ
ಐಶಾರಾಮಗಳ ಆಗರವೇ ಆದ ಹಳಿಯ ಮೇಲಿನ ಅರಮನೆಯೋ ಇರಬಹುದು. ಅದೇನೇ ಇದ್ದರೂ ಎಷ್ಟು ಹೆಚ್ಚಿದರೂ ಈ ಪ್ರಕಟಣೋದ್ಯಮಕ್ಕೆ ಹಳಿಯ ಮಿತಿ
ಅರ್ಥಾತ್ ಸೀಮಿತ ಪದವಿಯ ಲಕ್ಷ್ಯ ಮೀರಿದ ಆಯಾಮವಿಲ್ಲ.
ಅದೊಂದು ನೈಜ ವನ. ಅಲ್ಲೊಂದು ಸಲಗ. ಈ ಪ್ರಬಂಧದ ಮೊದಲಲ್ಲೇ ಸೂಚಿಸಿದ ಅಂಗಡಿಯಂಥ ವ್ಯವಸ್ಥೆ ಮತ್ತು ಹೆಸರಿಸಿದಂಥ ವ್ಯಕ್ತಿಗಳಿಗೆ ಅನ್ವಯಿಸಿಕೊಳ್ಳಿ. ಇಲ್ಲಿ
ಹಸುರು ಕೇವಲ ಮನೋಸಂಸ್ಕಾರ ಬಲದಿಂದ, ಅಪ್ಪಟ ಜೀವನಾನುಭವದಿಂದ ವೈವಿಧ್ಯಮಯವಾಗಿ ಹಬ್ಬಿದೆ. ಚಿಗುರಿನ ರುಚಿ ಕೊಡುವ ಕತೆ ಕಾದಂಬರಿ,
ರಸಪೂರಿಯಂಥ ಕಾವ್ಯ, ಬಲಿತ ದಿಂಡಿನಂಥ ಹಲಬಗೆಯ ವೈಚಾರಿಕ ಕೃತಿಗಳೂ ಆಸ್ವಾದನೆಗೆ ಕಾದಿವೆ. ಜೀವನದಿಯಲ್ಲೋ ಅನುಭವಸರಸಿಯಲ್ಲೋ ದಾಹ
ನೀಗಬಹುದು, ಮಿಂದು ಸುಖಿಸಬಹುದು. ತರ್ಕದ ಹುಡಿ ಸ್ನಾನಕ್ಕೂ ಇಲ್ಲಿ ಧಾರಾಳ ಅವಕಾಶಗಳಿವೆ. ಈ ಪುಂಡುತನವೇ ನಿಜ ಓದು.
ಓದುವ ಹವ್ಯಾಸಕ್ಕೆ ಗ್ರಂಥಾಲಯದ ಪಾಲು ದೊಡ್ಡದು. ಕೊಂಡು ಓದುವವನನ್ನು ಆರ್ಥಿಕ ಮಿತಿಗಳು ಕಾಡುವುದಿರಬಹುದು. ಆದರೆ ಗ್ರಂಥಾಲಯದ ಓದುಗನಿಗೆ
ಸಮಯದ್ದೊಂದೇ ಕಟ್ಟುಪಾಡು. ಅಂಥಾ ಓದುಗನ ಪರವಾಗಿ ಪುಸ್ತಕ ಆಯುವ ಗ್ರಂಥಪಾಲಕನ ಜವಾಬ್ದಾರಿ ದೊಡ್ಡದು. ಆದರೆ ನನ್ನ ಅನುಭವಕ್ಕೆ ನಿಲುಕಿದಂತೆ
ಕನ್ನಡವೇ ಏಕೆ ಭಾರತೀಯ ಸಂದರ್ಭದಲ್ಲೇ ಇಂದು ಗ್ರಂಥಾಲಯಗಳಲ್ಲಿ ಕೊಳ್ಳುವ ಕೊನೆಯಲ್ಲಿ ಆ ಸಾಮರ್ಥ್ಯ ದಿನೇ ದಿನೇ ವಿರಳವಾಗುತ್ತಿದೆ. ಅತಿ ವಾಣಿಜ್ಯೀಕರಣದ
ಮತ್ತು ಸ್ವಾರ್ಥ ರಾಜಕಾರಣದ ದುಷ್ಪ್ರರಿಣಾಮ ಇದು. ಲೇಖಕ ಮತ್ತು ಪ್ರಕಾಶಕ ಇಂದು ಓದುಗನನ್ನೇ ಮರೆತು ಭಾರಿಯಾಗಿ ಬೆಳೆಯುತ್ತಿದ್ದಾರೆ. ಇರುವ ಒಳ್ಳೆ
ಗ್ರಂಥಪಾಲಕರೂ ಕೇವಲ ನಿರ್ವಾಹಕರ ಮಟ್ಟದಲ್ಲೇ ಉಳಿಯುವ ವ್ಯವಸ್ಥೆ ಬಲಿತಿದೆ. ಪರಿಶ್ರಮವಿಲ್ಲದ ಬರವಣಿಗೆ, ಬರೆದದ್ದೆಲ್ಲ ಪ್ರಕಟವಾಗಬೇಕೆಂಬ ಚಪಲ,
ಪ್ರಕಟವಾದದ್ದೆಲ್ಲ ನಗದಾಗಬೇಕೆಂಬ ದುರಾಸೆ, ಇದಕ್ಕೇ ದುಡಿಯುವ ಸಮರ್ಥ ವ್ಯವಸ್ಥೆ ಕಣ್ಣಿಗೆ ಹೊಡೆದು ತೋರುತ್ತಿದೆ. ಅಡಿಪಾಯವಿಲ್ಲದ ಬಹುಮಹಡಿ ಕಟ್ಟಡದಂತೆ
ಮಾರ್ಮಲೆತಿದೆ. ಅನುದಾನದ ಪ್ರವಾಹದಲ್ಲಿ ದಂಡೆ ಕೊರೆದು, ಕಸ ಸೆಳೆದು ಕಪಾಟುಗಳೇನೋ ಭರ್ಜರಿ ತುಂಬುತ್ತವೆ. ಅವುಗಳೆಡೆಯಲ್ಲಿ ಓದುವ ಹವ್ಯಾಸಿಗೆ ಜಳ್ಳು
ತೂರುವುದೇ ಮುಖ್ಯ ಕಾಯಕವಾಗುತ್ತದೆ, ಎಷ್ಟೋ ಬಾರಿ ದಾಹ ನೀಗುವುದೇ ಇಲ್ಲ. ಗ್ರಂಥಾಲಯ ಬೆಳವಣಿಗೆಯಲ್ಲಿ ಜ್ಞಾನದ ಭ್ರಮೆಗೆ ಪೋಲಾಗುತ್ತಿರುವುದು
ಸಾರ್ವಜನಿಕ ಹಣ ಎಂಬುದು ವಿಚಾರವಂತರನ್ನೆಲ್ಲ ಸದಾ ಕಾಡಬೇಕು. ಯಾವುದೇ ಒಂದು ವಿವಿನಿಲಯ ಅಥವಾ ಅಕಾಡೆಮಿ, ಎಷ್ಟೇ ಬುದ್ಧಿವಂತನಾದ ಮುಖ್ಯಸ್ಥ ಬಂದ
ಮಾತ್ರಕ್ಕೆ ಸಾರ್ವತ್ರಿಕ ಓದುವ ಹವ್ಯಾಸ ಹೆಚ್ಚಿಸುವುದು ಸುಲಭವಲ್ಲ, ಪ್ರಕಟಣೆಗಳ ಯೋಗ್ಯತೆ ಒಮ್ಮೆಲೆ ಎತ್ತರಿಸುವುದೂ ಸಾಧ್ಯವಿಲ್ಲ. ನಾನು ನಿರಾಶಾವಾದಿ ಅಲ್ಲ. ಆದರೂ
ಹೇಳಲೇಬೇಕಾಗಿದೆ – ಇಂದಿನ ಪುಸ್ತಕೋದ್ಯಮ, ಸುಂದರ ಪಂಚರದೊಳಗೆ ಬಂಧಿಯಾದ ವ್ಯಾಘ್ರ. ನೈಜನೆಲೆಗೆ ಹೆಣಗುತ್ತಿರುವ ಅಳಿವಿನಂಚಿನ ಪ್ರಾಣಿ.
ಡಿವಿಜಿ ಉವಾಚ: ಲೇಖಕರಲ್ಲಿ ಅನೇಕ ಅಂತಸ್ತುಗಳು ಸ್ವಭಾವಸಿದ್ಧವಾಗಿ ಇದ್ದೇ ಇರುತ್ತವೆ. ಎಲ್ಲರೂ ಮೊದಲನೆಯ ಅಂತಸ್ತಿಗೇ ಕೈ ಹಾಕುವುದರಿಂದ ನಮ್ಮಲ್ಲಿರುವ
ಶಕ್ತಿಗೆ ಪೂರ್ಣ ಪತ್ರಿ ಫಲ ದೊರೆವಂತಾಗುವುದಿಲ್ಲ. ಎರಡನೆಯ ಅಂತಸ್ತು ಮೂರನೆಯ ಅಂತಸ್ತುಗಳ ಲೇಖಕರಿಗೂ ನಾಡಿನ ಬಾಳಿಕೆಯಲ್ಲಿಯೂ ನಾಡಿಗರ
ನೆನಪಿನಲ್ಲಿಯೂ ಬೇಕಾದಷ್ಟು ಸ್ಥಳವಿದೆ. ಮೊದಲ ದರ್ಜೆಯ ಪ್ರಯತ್ನದಲ್ಲಿ ಅರ್ಧ ಜಯವನ್ನೋ ಸಂದಿಗ್ದ ಜಯವನ್ನೋ ಪಡೆವುದಕ್ಕಿಂತ ಎರಡನೆಯ ದರ್ಜೆಯಲ್ಲಿ
ಪೂರ್ಣ ಜಯವನ್ನು ಪಡೆಯುವುದು ಲೇಖಕನಿಗೆ ಹೆಚ್ಚು ಯಶಸ್ಕರವೆಂದೂ ದೇಶಕ್ಕೆ ಹೆಚ್ಚು ಪ್ರಯೋಜನಕರವೆಂದೂ ಭಾವಿಸಿದ್ದೇನೆ. ನ್ಯಾಯವಾಗಿ ನೋಡಿದರೆ
ಸರಸ್ವತಿಯ ಊಳಿಗದಲ್ಲಿ ಮೇಲು ಕೀಳುಗಳ ಎಣಿಕೆಯಿರಬಹುದೇ!